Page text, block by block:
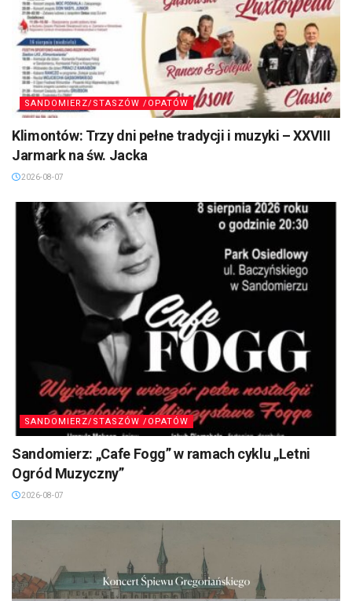
SANDOMIERZ/STASZÓW /OPATÓW
Klimontów: Trzy dni pełne tradycji i muzyki – XXVIII
Jarmark na św. Jacka
2026-08-07
SANDOMIERZ/STASZÓW /OPATÓW
Sandomierz: „Cafe Fogg” w ramach cyklu „Letni
Ogród Muzyczny”
2026-08-07